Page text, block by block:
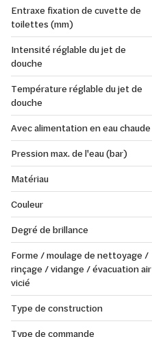
Entraxe fixation de cuvette de
toilettes (mm)
Intensité réglable du jet de
douche
Température réglable du jet de
douche
Avec alimentation en eau chaude
Pression max. de l'eau (bar)
Matériau
Couleur
Degré de brillance
Forme / moulage de nettoyage /
rinçage / vidange / évacuation air
vicié
Type de construction
Type de commande